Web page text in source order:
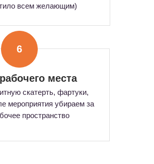
всем желающим)
места
скатерть, фартуки,
мероприятия убираем за
пространство
6